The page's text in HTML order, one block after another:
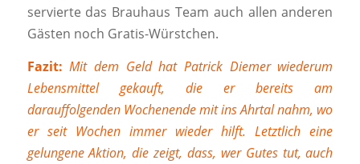
servierte das Brauhaus Team auch allen anderen
Gästen noch Gratis-Würstchen.
Fazit: Mit dem Geld hat Patrick Diemer wiederum
Lebensmittel gekauft, die er bereits am
darauffolgenden Wochenende mit ins Ahrtal nahm, wo
er seit Wochen immer wieder hilft. Letztlich eine
gelungene Aktion, die zeigt, dass, wer Gutes tut, auch